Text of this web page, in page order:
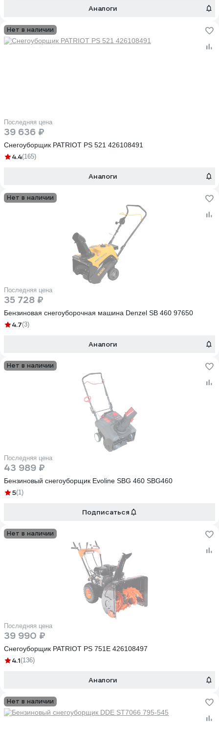
Аналоги
Нет в наличии
Последняя цена
39 636 ₽
Снегоуборщик PATRIOT PS 521 426108491
4.4(165)
Аналоги
Нет в наличии
Последняя цена
35 728 ₽
Бензиновая снегоуборочная машина Denzel SB 460 97650
4.7(3)
Аналоги
Нет в наличии
Последняя цена
43 989 ₽
Бензиновый снегоуборщик Evoline SBG 460 SBG460
5(1)
Подписаться
Нет в наличии
Последняя цена
39 990 ₽
Снегоуборщик PATRIOT PS 751E 426108497
4.1(136)
Аналоги
Нет в наличии